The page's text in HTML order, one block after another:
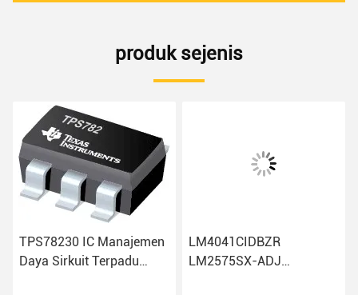
produk sejenis
TPS78230 IC Manajemen
Daya Sirkuit Terpadu
LM4041CIDBZR
LM2575SX-ADJ